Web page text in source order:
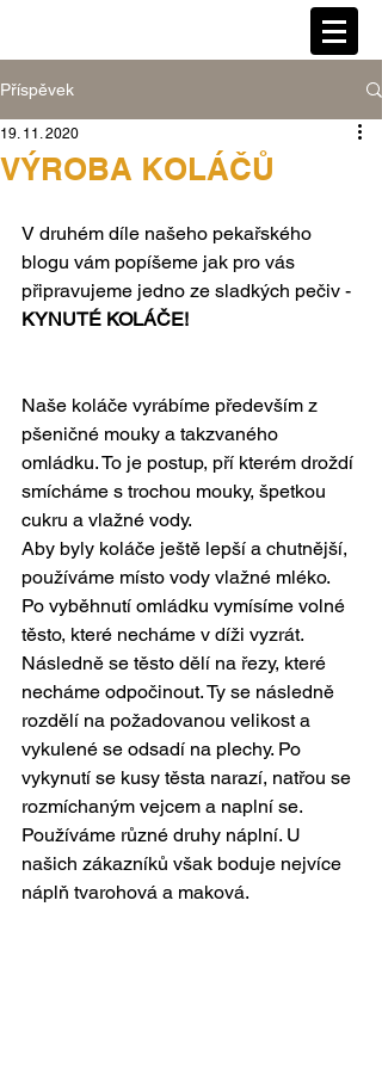
Příspěvek
VÝROBA KOLÁČŮ
19. 11. 2020
V druhém díle našeho pekařského
blogu vám popíšeme jak pro vás
připravujeme jedno ze sladkých pečiv -
KYNUTÉ KOLÁČE!
Naše koláče vyrábíme především z
pšeničné mouky a takzvaného
omládku. To je postup, pří kterém droždí
smícháme s trochou mouky, špetkou
cukru a vlažné vody.
Aby byly koláče ještě lepší a chutnější,
používáme místo vody vlažné mléko.
Po vyběhnutí omládku vymísíme volné
těsto, které necháme v díži vyzrát.
Následně se těsto dělí na řezy, které
necháme odpočinout. Ty se následně
rozdělí na požadovanou velikost a
vykulené se odsadí na plechy. Po
vykynutí se kusy těsta narazí, natřou se
rozmíchaným vejcem a naplní se.
Používáme různé druhy náplní. U
našich zákazníků však boduje nejvíce
náplň tvarohová a maková.